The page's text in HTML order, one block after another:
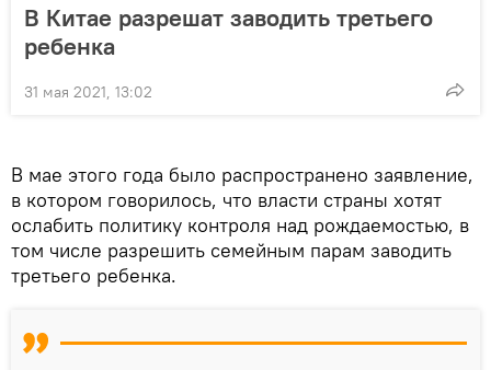
В Китае разрешат заводить третьего
ребенка
31 мая 2021, 13:02
В мае этого года было распространено заявление,
в котором говорилось, что власти страны хотят
ослабить политику контроля над рождаемостью, в
том числе разрешить семейным парам заводить
третьего ребенка.